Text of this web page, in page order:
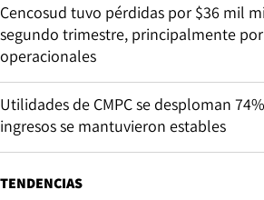
Cencosud tuvo pérdidas por $36 mil
segundo trimestre, principalmente
operacionales
Utilidades de CMPC se desploman
ingresos se mantuvieron estables
TENDENCIAS